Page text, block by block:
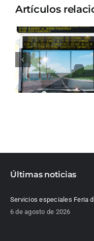
Artículos
Últimas noticias
Servicios especiales Feria
6 de agosto de 2026